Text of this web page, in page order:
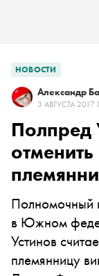
НОВОСТИ
Александр
3 АВГУСТА 2017
Полпред
Полномочный
в Южном
Устинов
племянницу